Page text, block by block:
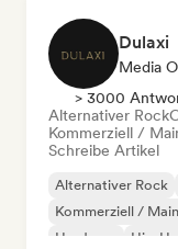
Dulaxi
Media
> 3000
Alternativer Rock
Kommerziell /
Schreibe Artikel
Alternativer Rock
Kommerziell /
Hardcore
Hip-